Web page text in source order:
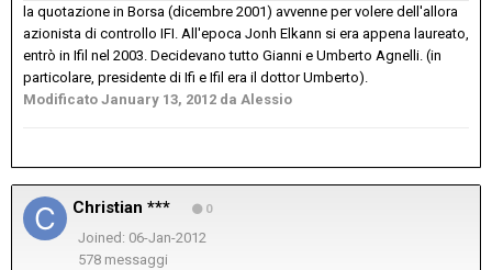
la quotazione in Borsa (dicembre 2001) avvenne per volere dell'allora
azionista di controllo IFI. All'epoca Jonh Elkann si era appena laureato,
entrò in Ifil nel 2003. Decidevano tutto Gianni e Umberto Agnelli. (in
particolare, presidente di Ifi e Ifil era il dottor Umberto).
Modificato January 13, 2012 da Alessio
Christian *** 0
Joined: 06-Jan-2012
578 messaggi